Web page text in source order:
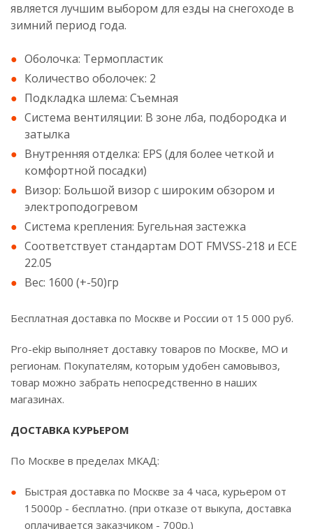
является лучшим выбором для езды на снегоходе в
зимний период года.
Оболочка: Термопластик
Количество оболочек: 2
Подкладка шлема: Съемная
Система вентиляции: В зоне лба, подбородка и
затылка
Внутренняя отделка: EPS (для более четкой и
комфортной посадки)
Визор: Большой визор с широким обзором и
электроподогревом
Система крепления: Бугельная застежка
Соответствует стандартам DOT FMVSS-218 и ECE
22.05
Вес: 1600 (+-50)гр
Бесплатная доставка по Москве и России от 15 000 руб.
Pro-ekip выполняет доставку товаров по Москве, МО и
регионам. Покупателям, которым удобен самовывоз,
товар можно забрать непосредственно в наших
магазинах.
ДОСТАВКА КУРЬЕРОМ
По Москве в пределах МКАД:
Быстрая доставка по Москве за 4 часа, курьером от
15000р - бесплатно. (при отказе от выкупа, доставка
оплачивается заказчиком - 700р.)